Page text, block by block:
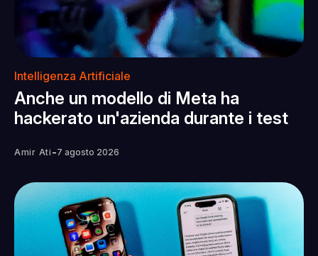
Intelligenza Artificiale
Anche un modello di Meta ha
hackerato un'azienda durante i test
Amir Ati -7 agosto 2026